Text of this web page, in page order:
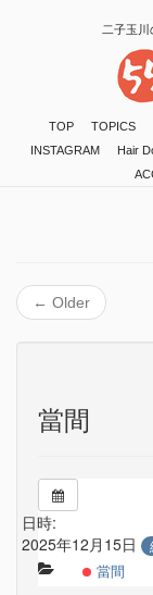
二子玉川
TOP TOPICS
INSTAGRAM
Hair
← Older
當間
日時:
2025年12月15日
當間